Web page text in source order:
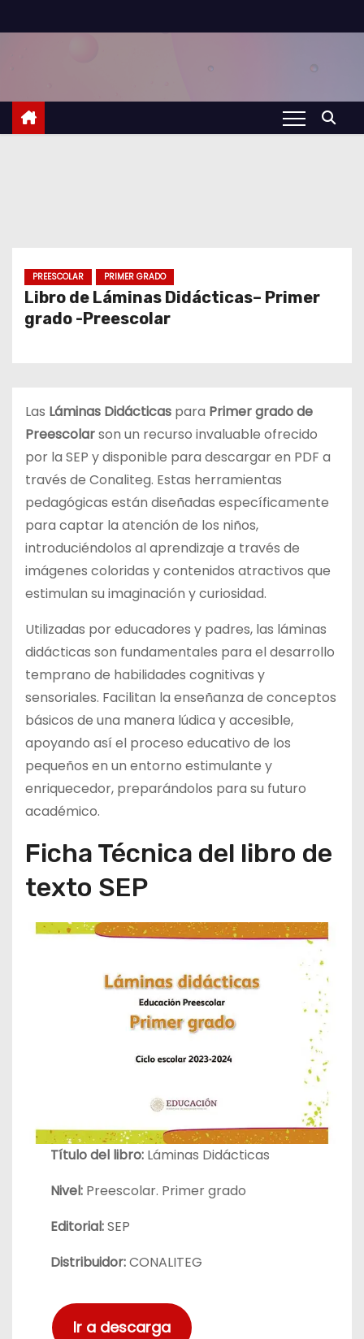
a
r
PREESCOLAR PRIMER GRADO
Libro de Láminas Didácticas– Primer
grado -Preescolar
Las Láminas Didácticas para Primer grado de
Preescolarson un recurso invaluable ofrecido
por la SEP y disponible para descargar en PDF a
través de Conaliteg. Estas herramientas
pedagógicas están diseñadas específicamente
para captar la atención de los niños,
introduciéndolos al aprendizaje a través de
imágenes coloridas y contenidos atractivos que
estimulan su imaginación y curiosidad.
Utilizadas por educadores y padres, las láminas
didácticas son fundamentales para el desarrollo
temprano de habilidades cognitivas y
sensoriales. Facilitan la enseñanza de conceptos
básicos de una manera lúdica y accesible,
apoyando así el proceso educativo de los
pequeños en un entorno estimulante y
enriquecedor, preparándolos para su futuro
académico.
Ficha Técnica del libro de
texto SEP
Título del libro: Láminas Didácticas
Nivel:Preescolar. Primer grado
Editorial:SEP
Distribuidor:CONALITEG
Ir a descarga